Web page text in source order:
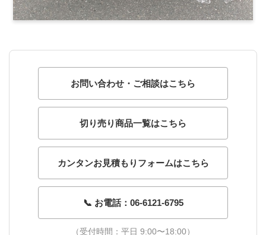
お問い合わせ・ご相談はこちら
切り売り商品一覧はこちら
カンタンお見積もりフォームはこちら
📞 お電話：06-6121-6795
（受付時間：平日 9:00〜18:00）